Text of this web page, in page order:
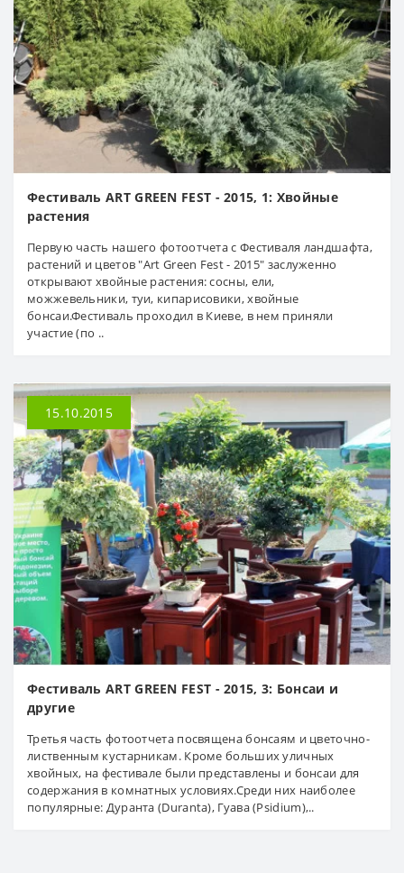
Фестиваль ART GREEN FEST - 2015, 1: Хвойные
растения
Первую часть нашего фотоотчета с Фестиваля ландшафта,
растений и цветов "Art Green Fest - 2015" заслуженно
открывают хвойные растения: сосны, ели,
можжевельники, туи, кипарисовики, хвойные
бонсаи.Фестиваль проходил в Киеве, в нем приняли
участие (по ..
15.10.2015
Фестиваль ART GREEN FEST - 2015, 3: Бонсаи и
другие
Третья часть фотоотчета посвящена бонсаям и цветочно-
лиственным кустарникам. Кроме больших уличных
хвойных, на фестивале были представлены и бонсаи для
содержания в комнатных условиях.Среди них наиболее
популярные: Дуранта (Duranta), Гуава (Psidium),..